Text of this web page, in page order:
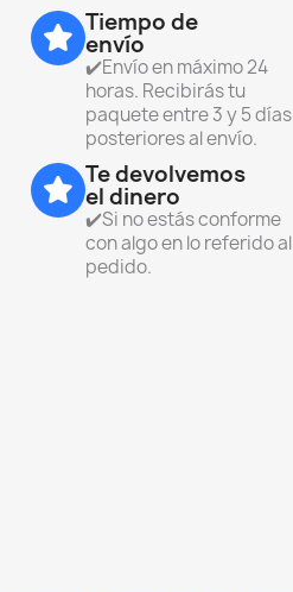
Tiempo de
envío
✔️Envío en máximo 24
horas. Recibirás tu
paquete entre 3 y 5 días
posteriores al envío.
Te devolvemos
el dinero
✔️Si no estás conforme
con algo en lo referido al
pedido.